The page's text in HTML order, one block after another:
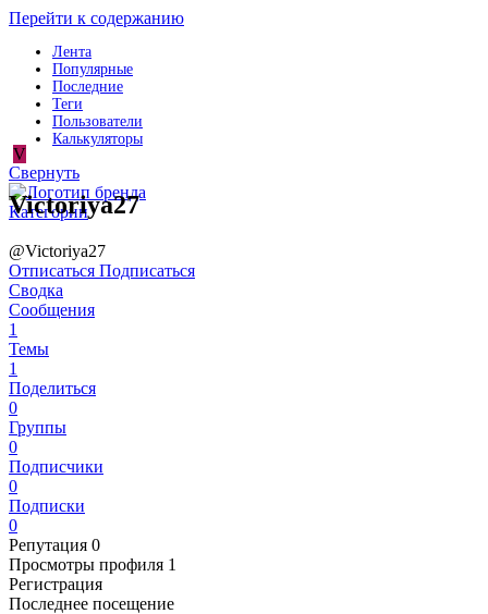
Перейти к содержанию
Лента
Популярные
Последние
Теги
Пользователи
Калькуляторы
Свернуть
Категории
V
Victoriya27
@Victoriya27
Отписаться Подписаться
Сводка
Сообщения
1
Темы
1
Поделиться
0
Группы
0
Подписчики
0
Подписки
0
Репутация 0
Просмотры профиля 1
Регистрация
Последнее посещение